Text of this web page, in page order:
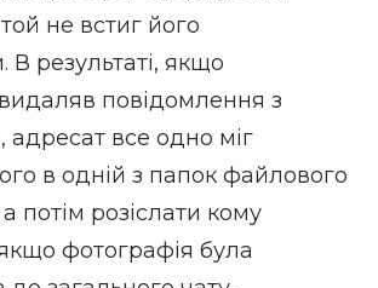
не встиг його
В результаті, якщо
повідомлення з
все одно міг
в одній з папок файлового
потім розіслати кому
фотографія була